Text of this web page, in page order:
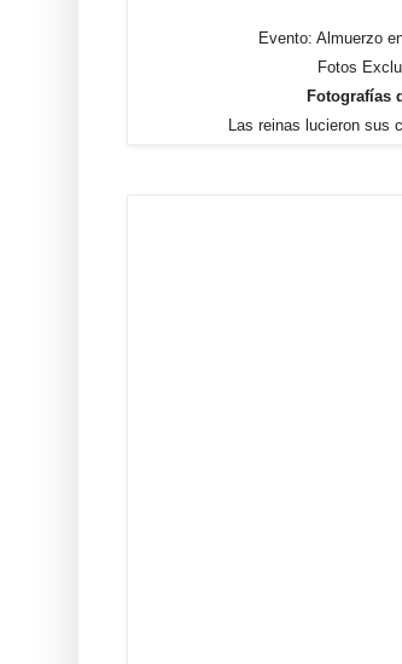
Evento: Almuerzo
Fotos
Fotografías
Las reinas lucieron sus